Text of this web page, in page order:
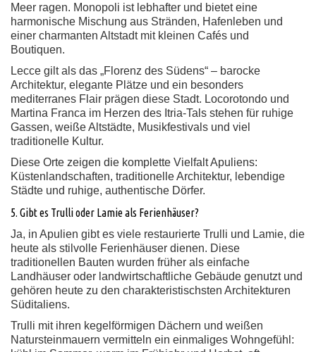
Meer ragen. Monopoli ist lebhafter und bietet eine
harmonische Mischung aus Stränden, Hafenleben und
einer charmanten Altstadt mit kleinen Cafés und
Boutiquen.
Lecce gilt als das „Florenz des Südens“ – barocke
Architektur, elegante Plätze und ein besonders
mediterranes Flair prägen diese Stadt. Locorotondo und
Martina Franca im Herzen des Itria-Tals stehen für ruhige
Gassen, weiße Altstädte, Musikfestivals und viel
traditionelle Kultur.
Diese Orte zeigen die komplette Vielfalt Apuliens:
Küstenlandschaften, traditionelle Architektur, lebendige
Städte und ruhige, authentische Dörfer.
5. Gibt es Trulli oder Lamie als Ferienhäuser?
Ja, in Apulien gibt es viele restaurierte Trulli und Lamie, die
heute als stilvolle Ferienhäuser dienen. Diese
traditionellen Bauten wurden früher als einfache
Landhäuser oder landwirtschaftliche Gebäude genutzt und
gehören heute zu den charakteristischsten Architekturen
Süditaliens.
Trulli mit ihren kegelförmigen Dächern und weißen
Natursteinmauern vermitteln ein einmaliges Wohngefühl: